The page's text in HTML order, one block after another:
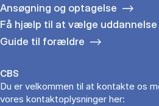
Ansøgning og optagelse
Få hjælp til at vælge uddannelse
Guide til forældre
CBS
Du er velkommen til at kontakte os
vores kontaktoplysninger her: